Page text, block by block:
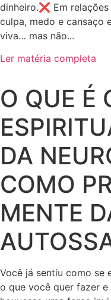
dinheiro.❌ Em
culpa, medo e cansaço
viva… mas não...
Ler matéria completa
O QUE É
DA
COMO
MENTE
Você já sentiu como se
o que você quer fazer